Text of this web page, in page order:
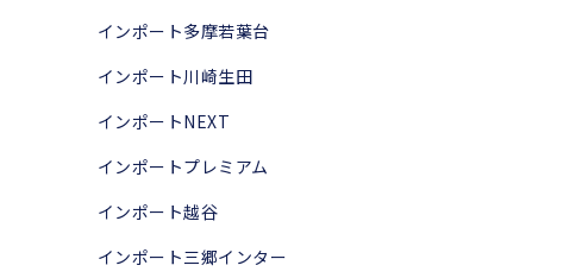
インポート多摩若葉台
インポート川崎生田
インポートNEXT
インポートプレミアム
インポート越谷
インポート三郷インター